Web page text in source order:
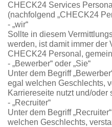
CHECK24 Services
(nachfolgend „CHECK24
- „wir“
Sollte in diesem
werden, ist damit immer der
CHECK24 Personal,
- „Bewerber“ oder „Sie“
Unter dem Begriff
egal welchen Geschlechts,
Karriereseite nutzt und/
- „Recruiter“
Unter dem Begriff
welchen Geschlechts,